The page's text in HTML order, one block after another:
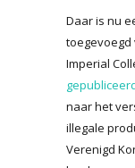
Daar is nu
toegevoegd
Imperial
naar het
illegale
Verenigd